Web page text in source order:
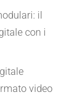
il
con i
video